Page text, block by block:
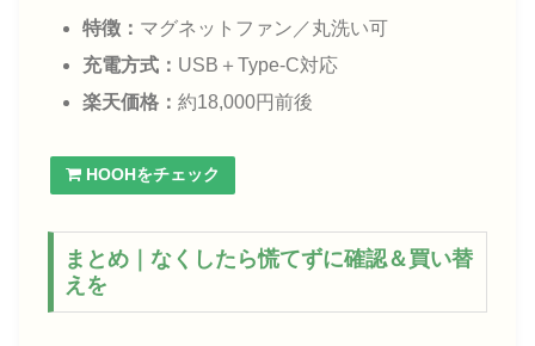
特徴： マグネットファン／丸洗い可
充電方式： USB＋Type-C対応
楽天価格：約18,000円前後
HOOHをチェック
まとめ｜なくしたら慌てずに確認＆買い替
えを